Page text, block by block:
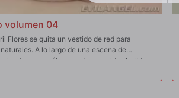
volumen 04
Flores se quita un vestido de red para
A lo largo de una escena de
un monólogo sucio y corrido. April te
los chupa. ¡Acaricia sus grandes curvas,
su gran coño afeitado! Jugando con